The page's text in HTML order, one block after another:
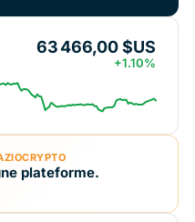
63 466,00 $US
+1.10%
plateforme.